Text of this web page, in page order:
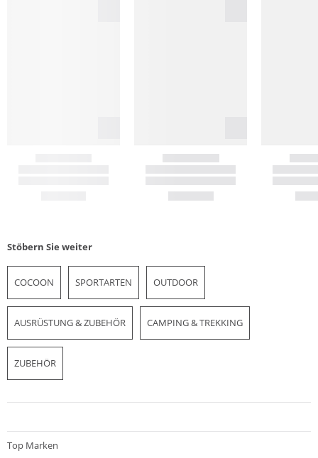
Stöbern Sie weiter
COCOON SPORTARTEN OUTDOOR
AUSRÜSTUNG & ZUBEHÖR CAMPING & TREKKING
ZUBEHÖR
Top Marken